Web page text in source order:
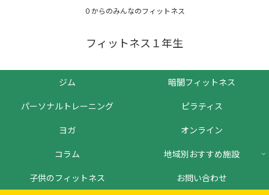
０からのみんなのフィットネス
フィットネス１年生
ジム
暗闇フィットネス
パーソナルトレーニング
ピラティス
ヨガ
オンライン
コラム
地域別おすすめ施設
子供のフィットネス
お問い合わせ